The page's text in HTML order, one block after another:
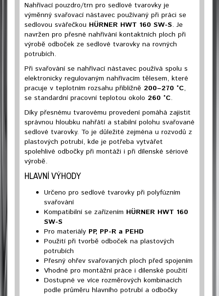
Nahřívací pouzdro/trn pro sedlové tvarovky je
výměnný svařovací nástavec používaný při práci se
sedlovou svářečkou HÜRNER HWT 160 SW-S. Je
navržen pro přesné nahřívání kontaktních ploch při
výrobě odboček ze sedlové tvarovky na rovných
potrubích.
Při svařování se nahřívací nástavec používá spolu s
elektronicky regulovaným nahřívacím tělesem, které
pracuje v teplotním rozsahu přibližně 200–270 °C,
se standardní pracovní teplotou okolo 260 °C.
Díky přesnému tvarovému provedení pomáhá zajistit
správnou hloubku nahřátí a stabilní polohu svařované
sedlové tvarovky. To je důležité zejména u rozvodů z
plastových potrubí, kde je potřeba vytvářet
spolehlivé odbočky při montáži i při dílenské sériové
výrobě.
HLAVNÍ VÝHODY
Určeno pro sedlové tvarovky při polyfúzním
svařování
Kompatibilní se zařízením HÜRNER HWT 160
SW-S
Pro materiály PP, PP-R a PEHD
Použití při tvorbě odboček na plastových
potrubích
Přesný ohřev svařovaných ploch před spojením
Vhodné pro montážní práce i dílenské použití
Dostupné ve více rozměrových kombinacích
podle průměru hlavního potrubí a odbočky